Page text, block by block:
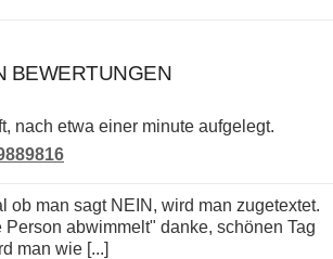
BEWERTUNGEN
nach etwa einer minute aufgelegt.
Person abwimmelt" danke, schönen Tag
man wie [...]